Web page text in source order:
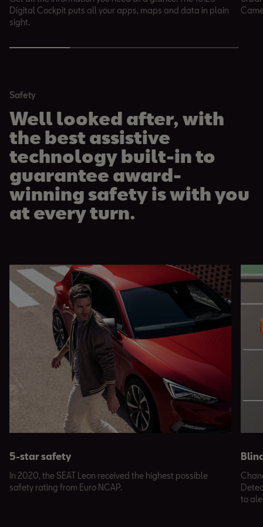
Digital Cockpit puts all your apps, maps and data in plain
sight.
Safety
Well looked after, with
the best assistive
technology built-in to
guarantee award-
winning safety is with you
at every turn.
5-star safety
In 2020, the SEAT Leon received the highest possible
safety rating from Euro NCAP.
to